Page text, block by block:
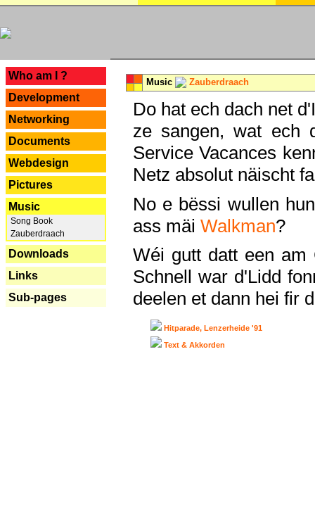
Who am I ?
Development
Networking
Documents
Webdesign
Pictures
Music
Song Book
Zauberdraach
Downloads
Links
Sub-pages
Music Zauberdraach
Do hat ech dach net
ze sangen, wat ech
Service Vacances
Netz absolut näischt
No e bëssi wullen
ass mäi Walkman?
Wéi gutt datt een am
Schnell war d'Lidd
deelen et dann hei fir
Hitparade, Lenzerheide '91
Text & Akkorden